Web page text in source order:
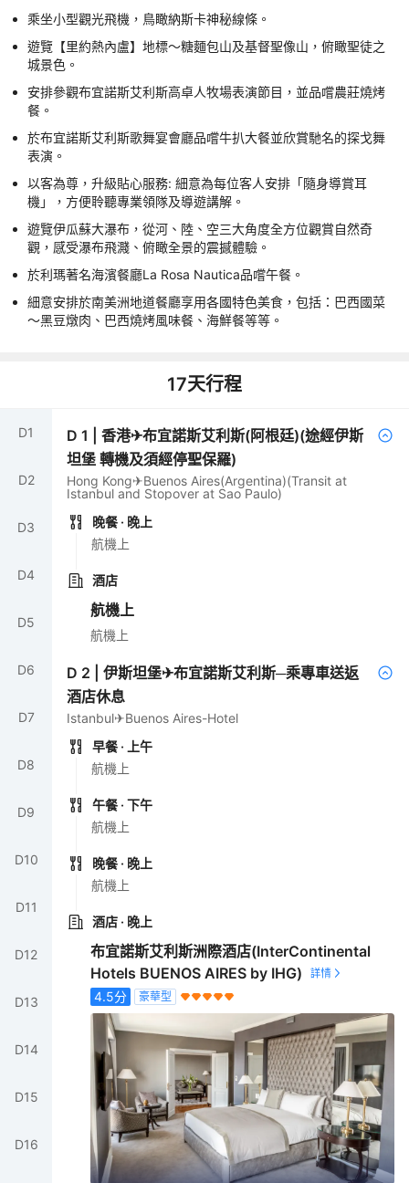
乘坐小型觀光飛機，鳥瞰納斯卡神秘線條。
遊覽【里約熱內盧】地標～糖麵包山及基督聖像山，俯瞰聖徒之
城景色。
安排參觀布宜諾斯艾利斯高卓人牧場表演節目，並品嚐農莊燒烤
餐。
於布宜諾斯艾利斯歌舞宴會廳品嚐牛扒大餐並欣賞馳名的探戈舞
表演。
以客為尊，升級貼心服務: 細意為每位客人安排「隨身導賞耳
機」，方便聆聽專業領隊及導遊講解。
遊覽伊瓜蘇大瀑布，從河、陸、空三大角度全方位觀賞自然奇
觀，感受瀑布飛濺、俯瞰全景的震撼體驗。
於利瑪著名海濱餐廳La Rosa Nautica品嚐午餐。
細意安排於南美洲地道餐廳享用各國特色美食，包括：巴西國菜
～黑豆燉肉、巴西燒烤風味餐、海鮮餐等等。
17天行程
D1
D2
D3
D4
D5
D6
D7
D8
D9
D10
D11
D12
D13
D14
D15
D16
D1 |香港✈布宜諾斯艾利斯(阿根廷)(途經伊斯
坦堡 轉機及須經停聖保羅)
Hong Kong✈Buenos Aires(Argentina)(Transit at
Istanbul and Stopover at Sao Paulo)
晚餐 · 晚上
航機上
酒店
航機上
航機上
D 2 |伊斯坦堡✈布宜諾斯艾利斯─乘專車送返
酒店休息
Istanbul✈Buenos Aires-Hotel
早餐 · 上午
航機上
午餐 · 下午
航機上
晚餐 · 晚上
航機上
酒店 · 晚上
布宜諾斯艾利斯洲際酒店(InterContinental
Hotels BUENOS AIRES by IHG)
4.5分 豪華型